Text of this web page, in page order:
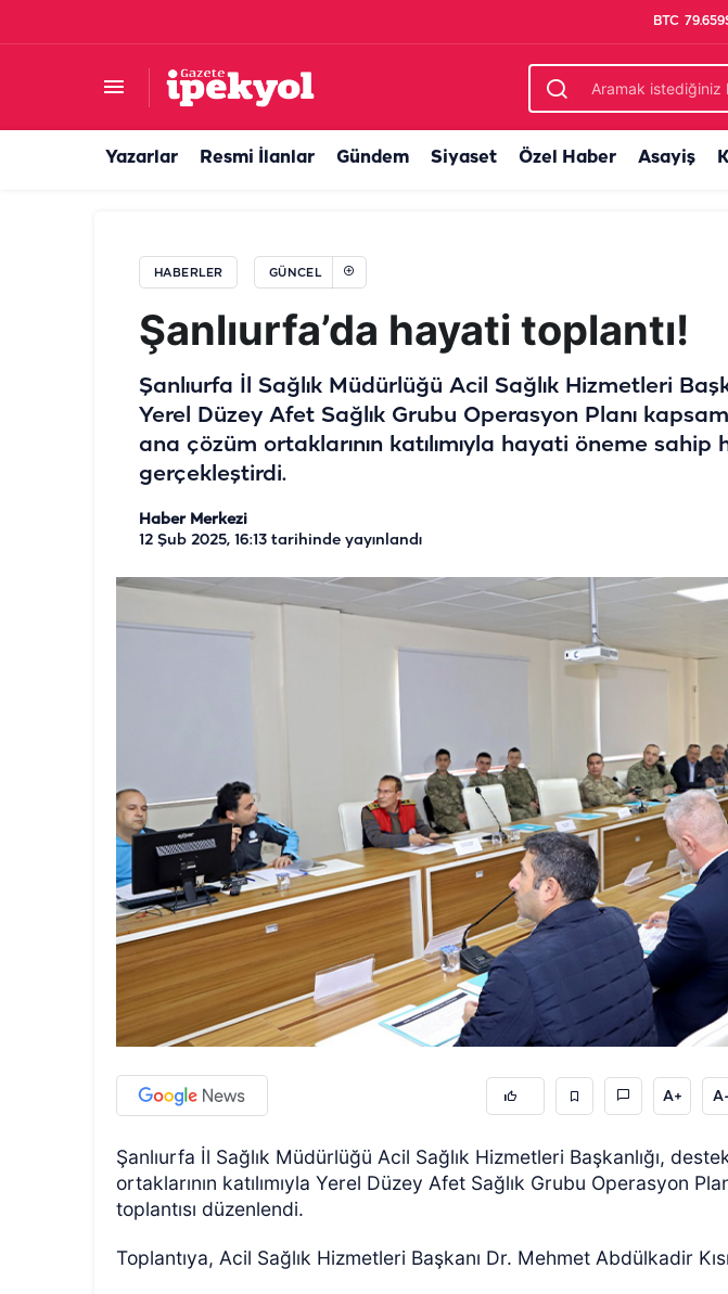
BTC
Yazarlar Resmi İlanlar Gündem Siyaset Özel Haber Asayiş
HABERLER GÜNCEL
Şanlıurfa’da hayati toplantı!
Şanlıurfa İl Sağlık Müdürlüğü Acil Sağlık Hizmetleri
Yerel Düzey Afet Sağlık Grubu Operasyon Planı
ana çözüm ortaklarının katılımıyla hayati öneme sahip
gerçekleştirdi.
Haber Merkezi
12 Şub 2025, 16:13 tarihinde yayınlandı
A+
Şanlıurfa İl Sağlık Müdürlüğü Acil Sağlık Hizmetleri Başkanlığı,
ortaklarının katılımıyla Yerel Düzey Afet Sağlık Grubu Operasyon
toplantısı düzenlendi.
Toplantıya, Acil Sağlık Hizmetleri Başkanı Dr. Mehmet Abdülkadir
ÖZEL HABER